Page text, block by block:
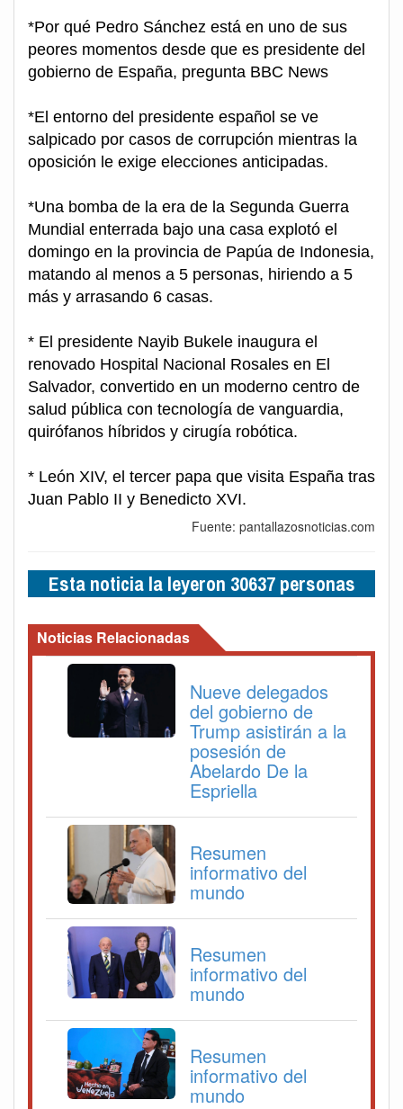
*Por qué Pedro Sánchez está en uno de sus
peores momentos desde que es presidente del
gobierno de España, pregunta BBC News
*El entorno del presidente español se ve
salpicado por casos de corrupción mientras la
oposición le exige elecciones anticipadas.
*Una bomba de la era de la Segunda Guerra
Mundial enterrada bajo una casa explotó el
domingo en la provincia de Papúa de Indonesia,
matando al menos a 5 personas, hiriendo a 5
más y arrasando 6 casas.
* El presidente Nayib Bukele inaugura el
renovado Hospital Nacional Rosales en El
Salvador, convertido en un moderno centro de
salud pública con tecnología de vanguardia,
quirófanos híbridos y cirugía robótica.
* León XIV, el tercer papa que visita España tras
Juan Pablo II y Benedicto XVI.
Fuente: pantallazosnoticias.com
Esta noticia la leyeron 30637 personas
Noticias Relacionadas
Nueve delegados
del gobierno de
Trump asistirán a la
posesión de
Abelardo De la
Espriella
Resumen
informativo del
mundo
Resumen
informativo del
mundo
Resumen
informativo del
mundo